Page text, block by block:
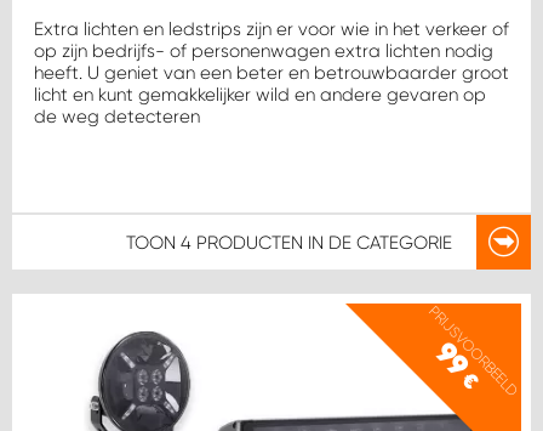
Extra lichten en ledstrips zijn er voor wie in het verkeer of
op zijn bedrijfs- of personenwagen extra lichten nodig
heeft. U geniet van een beter en betrouwbaarder groot
licht en kunt gemakkelijker wild en andere gevaren op
de weg detecteren
TOON 4 PRODUCTEN IN DE CATEGORIE
PRIJSVOORBEELD
99
€
WORK SYSTEM KOOTWIJKERBROEK
WORK SYSTEM NIEUWEGEIN
WORK SYSTEM NIEUWERKERK AAN DEN IJSSEL
WORK SYSTEM OOSTERHOUT